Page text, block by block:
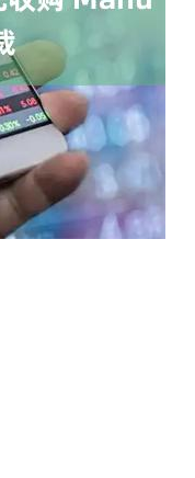
4694.44 43.13